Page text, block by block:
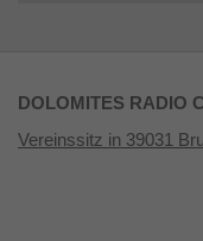
DOLOMITES RADIO
Vereinssitz in 39031